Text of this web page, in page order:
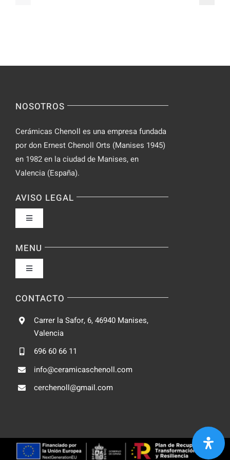
NOSOTROS
Cerámicas Chenoll es una empresa fundada
por don Ernest Chenoll Orts (Manises 1945)
en 1982 en la ciudad de Manises, en
Valencia (España).
AVISO LEGAL
Toggle
Política de privacidad
Condiciones de uso
Ley de cookies
MENU
Toggle
Fabrica
CONTACTO
Carrer la Safor, 6, 46940 Manises,
Valencia
696 60 66 11
info@ceramicaschenoll.com
cerchenoll@gmail.com